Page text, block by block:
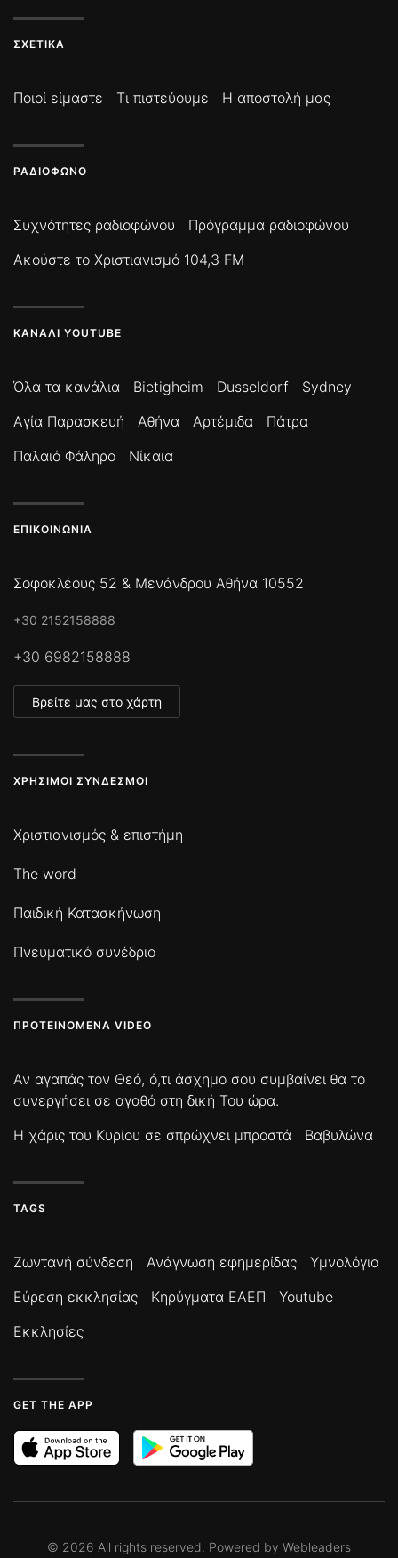
ΣΧΕΤΙΚΆ
Ποιοί είμαστε Τι πιστεύουμε Η αποστολή μας
ΡΑΔΙΌΦΩΝΟ
Συχνότητες ραδιοφώνου
Πρόγραμμα ραδιοφώνου
Ακούστε το Χριστιανισμό 104,3 FM
ΚΑΝΆΛΙ YOUTUBE
Όλα τα κανάλια Bietigheim Dusseldorf
Sydney
Αγία Παρασκευή
Αθήνα Αρτέμιδα
Πάτρα
Παλαιό Φάληρο
Νίκαια
ΕΠΙΚΟΙΝΩΝΊΑ
Σοφοκλέους 52 & Μενάνδρου Αθήνα 10552
+30 2152158888
+30 6982158888
Βρείτε μας στο χάρτη
ΧΡΉΣΙΜΟΙ ΣΎΝΔΕΣΜΟΙ
Χριστιανισμός & επιστήμη
The word
Παιδική Κατασκήνωση
Πνευματικό συνέδριο
ΠΡΟΤΕΙΝΌΜΕΝΑ VIDEO
Αν αγαπάς τον Θεό, ό,τι άσχημο σου συμβαίνει θα το
συνεργήσει σε αγαθό στη δική Του ώρα.
Η χάρις του Κυρίου σε σπρώχνει μπροστά
Βαβυλώνα
TAGS
Ζωντανή σύνδεση Ανάγνωση εφημερίδας
Υμνολόγιο
Εύρεση εκκλησίας
Κηρύγματα ΕΑΕΠ
Youtube
Εκκλησίες
GET THE APP
© 2026 All rights reserved. Powered by Webleaders